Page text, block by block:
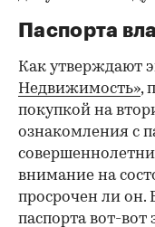
Паспорта
Как утверждают
Недвижимость»,
покупкой на
ознакомления с
внимание на
просрочен ли он.
паспорта вот-вот